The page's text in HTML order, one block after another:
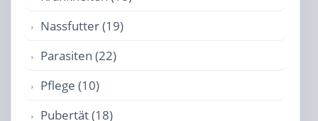
Nassfutter (19)
Parasiten (22)
Pflege (10)
Pubertät (18)